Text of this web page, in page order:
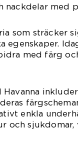
med
som sträcker
egenskaper.
med färg
enkla
och